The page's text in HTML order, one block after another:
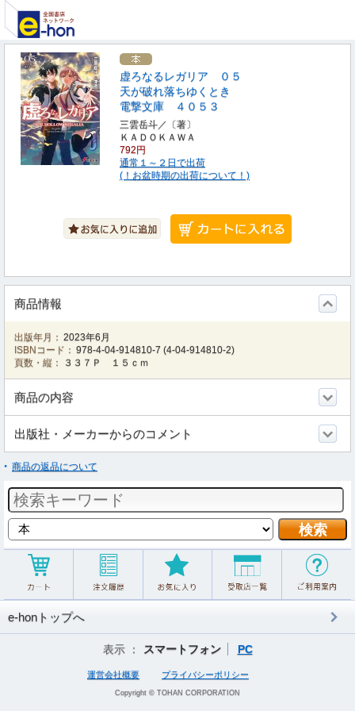
虚ろなるレガリア ０５
天が破れ落ちゆくとき
電撃文庫 ４０５３
三雲岳斗／〔著〕
ＫＡＤＯＫＡＷＡ
792円
通常１～２日で出荷
(！お盆時期の出荷について！)
商品情報
出版年月： 2023年6月
ISBNコード： 978-4-04-914810-7 (4-04-914810-2)
頁数・縦：
３３７Ｐ １５ｃｍ
商品の内容
出版社・メーカーからのコメント
商品の返品について
e-honトップへ
表示 ： スマートフォン PC
運営会社概要 プライバシーポリシー
Copyright © TOHAN CORPORATION